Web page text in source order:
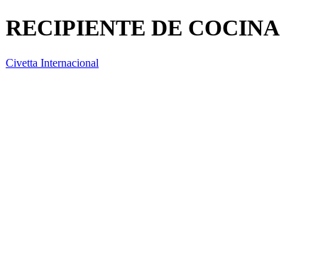
RECIPIENTE DE COCINA
Civetta Internacional